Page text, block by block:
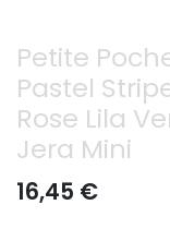
Petite
Pastel
Rose Lila
Jera Mini
16,45 €